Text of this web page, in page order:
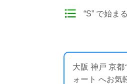
“S” で始ま
大阪 神戸 京
ォート へお気